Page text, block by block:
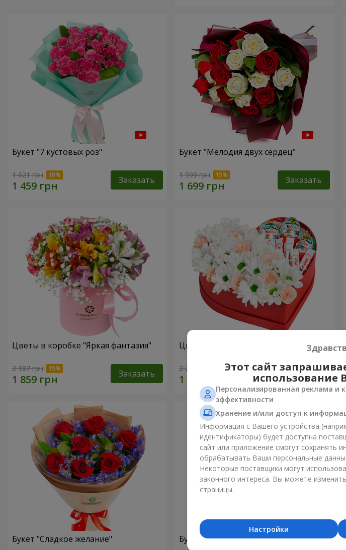
Букет "7 кустовых роз"
1 621 грн Заказать
Букет "Мелодия двух сердец"
1 999 грн Заказать
Цветы в коробке "Яркая фантазия"
2 187 грн Заказать
Цветы в коробке "Улыбнись!"
2 249 грн Заказать
Букет "Сладкое желание" Букет "Сладкая мелодия"
Этот сайт
Персонализированная реклама и
эффективности
Хранение и/или доступ к
Информация с Вашего устройства
идентификаторы) будет доступна
сайт или приложение смогут сохранять
обрабатывать Ваши персональные
Некоторые поставщики могут
законного интереса. Вы можете
страницы.
Настройки